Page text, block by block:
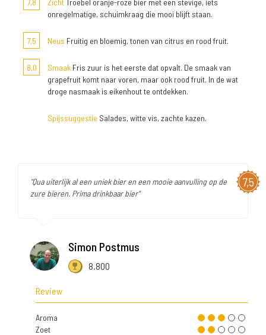
onregelmatige, schuimkraag die mooi blijft staan.
7,5 Neus Fruitig en bloemig, tonen van citrus en rood fruit.
8,0 Smaak Fris zuur is het eerste dat opvalt. De smaak van
grapefruit komt naar voren, maar ook rood fruit. In de wat
droge nasmaak is eikenhout te ontdekken.
Spijssuggestie Salades, witte vis, zachte kazen.
7,5
"Qua uiterlijk al een uniek bier en een mooie aanvulling op de
zure bieren. Prima drinkbaar bier"
Simon Postmus
8.800
Review
Aroma
Zoet